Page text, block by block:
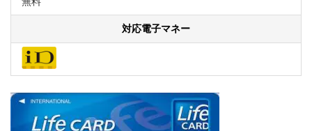
対応電子マネー